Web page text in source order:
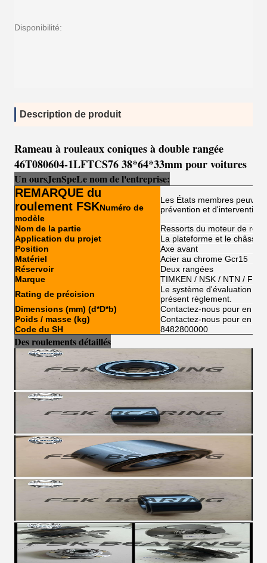
Disponibilité:
Description de produit
Rameau à rouleaux coniques à double rangée
46T080604-1LFTCS76 38*64*33mm pour voitures
Un oursJenSpeLe nom de l'entreprise:
REMARQUE du
roulement FSKNuméro de
modèle
Les États membres
prévention et d'intervention.
Nom de la partie
Ressorts du moteur de roue
Application du projet
La plateforme et le châssis
Position
Axe avant
Matériel
Acier au chrome Gcr15
Réservoir
Deux rangées
Marque
TIMKEN / NSK / NTN /
Rating de précision
Le système d'évaluation
présent règlement.
Dimensions (mm) (d*D*b)
Contactez-nous pour en
Poids / masse (kg)
Contactez-nous pour en
Code du SH
8482800000
Des roulements détaillés